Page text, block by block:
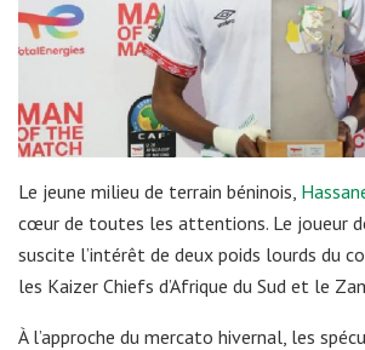
Le jeune milieu de terrain béninois,
cœur de toutes les attentions. Le joueur
suscite l’intérêt de deux poids lourds du
les Kaizer Chiefs d’Afrique du Sud et le
À l’approche du mercato hivernal, les